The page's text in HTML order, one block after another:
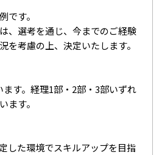
です。
、選考を通じ、今までのご経験
を考慮の上、決定いたします。
す。経理1部・2部・3部いずれ
ます。
した環境でスキルアップを目指